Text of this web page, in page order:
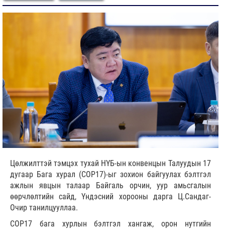
Цөлжилттэй тэмцэх тухай НҮБ-ын конвенцын Талуудын 17
дугаар Бага хурал (СОР17)-ыг зохион байгуулах бэлтгэл
ажлын явцын талаар Байгаль орчин, уур амьсгалын
өөрчлөлтийн сайд, Үндэсний хорооны дарга Ц.Сандаг-
Очир танилцууллаа.
СОР17 бага хурлын бэлтгэл хангаж, орон нутгийн